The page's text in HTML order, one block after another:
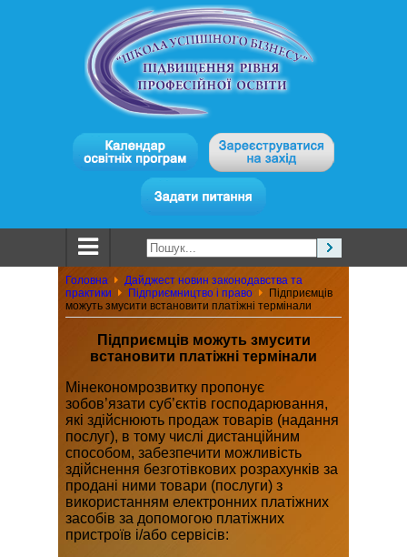
Головна
Дайджест новин законодавства та
практики
Підприємництво і право
Підприємців
можуть змусити встановити платіжні термінали
Підприємців можуть змусити
встановити платіжні термінали
Мінекономрозвитку пропонує
зобов’язати суб’єктів господарювання,
які здійснюють продаж товарів (надання
послуг), в тому числі дистанційним
способом, забезпечити можливість
здійснення безготівкових розрахунків за
продані ними товари (послуги) з
використанням електронних платіжних
засобів за допомогою платіжних
пристроїв і/або сервісів: